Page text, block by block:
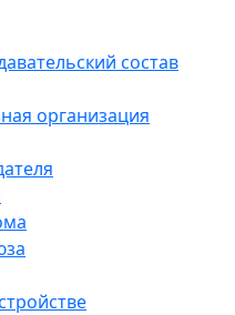
состав
организация